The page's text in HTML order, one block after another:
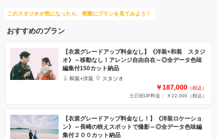
このスタジオが気になったら、実際にプランを見てみよう！
おすすめのプラン
【衣裳グレードアップ料金なし】《洋装+和装 スタジ
オ》～移動なし！アレンジ自由自在～◎全データ色味
編集付150カット納品
和装+洋装 スタジオ
￥187,000 （税込）
土日祝UP料金： ￥22,000 （税込）
【衣裳グレードアップ料金なし！】《洋装ロケーショ
ン》～長崎の映えスポットで撮影～◎全データ色味編
集付２００カット納品